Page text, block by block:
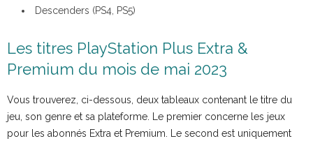
Descenders (PS4, PS5)
Les titres PlayStation Plus Extra &
Premium du mois de mai 2023
Vous trouverez, ci-dessous, deux tableaux contenant le titre du
jeu, son genre et sa plateforme. Le premier concerne les jeux
pour les abonnés Extra et Premium. Le second est uniquement